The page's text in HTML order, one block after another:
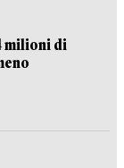
milioni di